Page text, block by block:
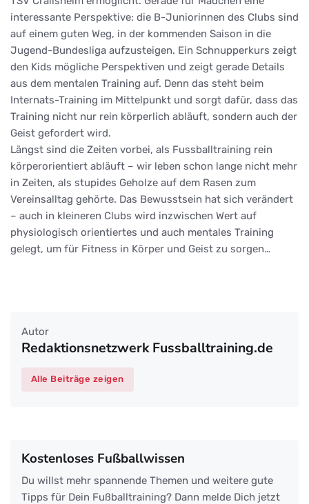
interessante Perspektive: die B-Juniorinnen des Clubs sind
auf einem guten Weg, in der kommenden Saison in die
Jugend-Bundesliga aufzusteigen. Ein Schnupperkurs zeigt
den Kids mögliche Perspektiven und zeigt gerade Details
aus dem mentalen Training auf. Denn das steht beim
Internats-Training im Mittelpunkt und sorgt dafür, dass das
Training nicht nur rein körperlich abläuft, sondern auch der
Geist gefordert wird.
Längst sind die Zeiten vorbei, als Fussballtraining rein
körperorientiert abläuft – wir leben schon lange nicht mehr
in Zeiten, als stupides Geholze auf dem Rasen zum
Vereinsalltag gehörte. Das Bewusstsein hat sich verändert
– auch in kleineren Clubs wird inzwischen Wert auf
physiologisch orientiertes und auch mentales Training
gelegt, um für Fitness in Körper und Geist zu sorgen…
Autor
Redaktionsnetzwerk Fussballtraining.de
Alle Beiträge zeigen
Kostenloses Fußballwissen
Du willst mehr spannende Themen und weitere gute
Tipps für Dein Fußballtraining? Dann melde Dich jetzt